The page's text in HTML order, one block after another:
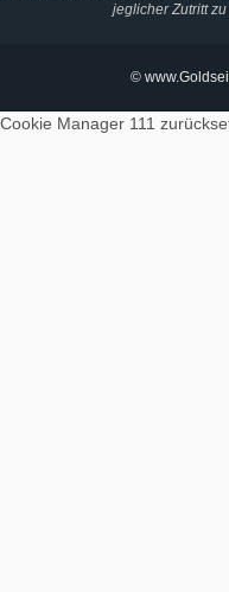
jeglicher Zutritt
©
Cookie Manager 111